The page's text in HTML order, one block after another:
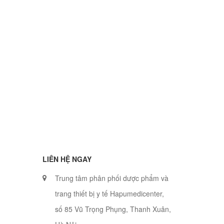
LIÊN HỆ NGAY
Trung tâm phân phối dược phẩm và
trang thiết bị y tế Hapumedicenter,
số 85 Vũ Trọng Phụng, Thanh Xuân,